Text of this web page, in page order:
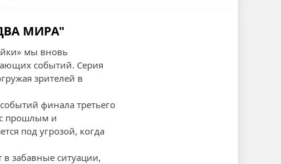
МИРА"
мы вновь
событий. Серия
зрителей в
финала третьего
с прошлым и
под угрозой, когда
забавные ситуации,